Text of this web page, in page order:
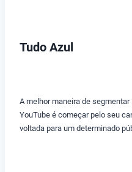
Tudo Azul
A melhor maneira de
YouTube é começar pelo seu
voltada para um determinado